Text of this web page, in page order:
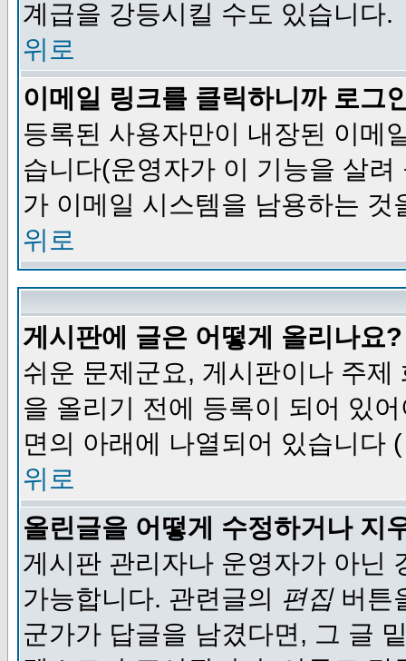
계급을 강등시킬 수도 있습니다.
위로
이메일 링크를 클릭하니까 로그
등록된 사용자만이 내장된 이메
습니다(운영자가 이 기능을 살
가 이메일 시스템을 남용하는 것
위로
게시판에 글은 어떻게 올리나요?
쉬운 문제군요, 게시판이나 주
을 올리기 전에 등록이 되어 있
면의 아래에 나열되어 있습니다 (
위로
올린글을 어떻게 수정하거나 지
게시판 관리자나 운영자가 아닌
가능합니다. 관련글의 편집버튼
군가가 답글을 남겼다면, 그 글